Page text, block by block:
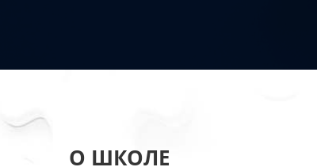
О ШКОЛЕ